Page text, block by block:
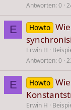
Antworten 0
E Howto
Erwin H
Antworten 0
E Howto
Erwin H